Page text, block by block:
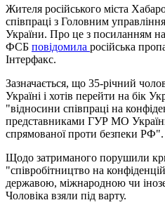
Жителя російського міста
співпраці з Головним
України. Про це з посиланням
ФСБ повідомила російська
Інтерфакс.
Зазначається, що 35-річний
Україні і хотів перейти на бік
"відносини співпраці на
представниками ГУР МО України
спрямованої проти безпеки РФ".
Щодо затриманого порушили
"співробітництво на
державою, міжнародною чи
Чоловіка взяли під варту.